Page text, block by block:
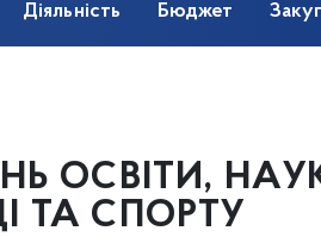
Діяльність Бюджет
ОСВІТИ,
ТА СПОРТУ